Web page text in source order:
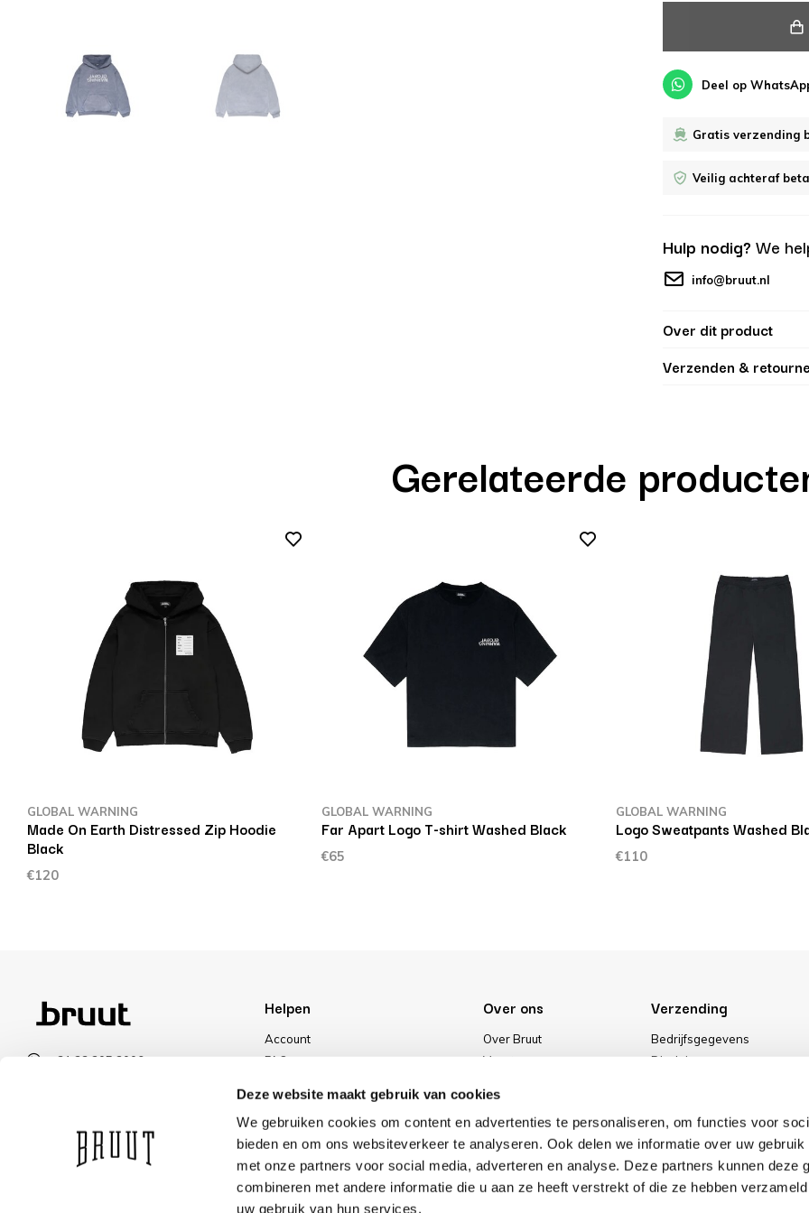
Deze website maakt gebruik van cookies
We gebruiken cookies om content en advertenties te personaliseren, om functies voor
bieden en om ons websiteverkeer te analyseren. Ook delen we informatie over uw
met onze partners voor social media, adverteren en analyse. Deze partners kunnen deze
combineren met andere informatie die u aan ze heeft verstrekt of die ze hebben
uw gebruik van hun services.
Deel op
Gratis verzending
Veilig achteraf
Hulp nodig? We
info@bruut.nl
Over dit product
Verzenden &
Gerelateerde
GLOBAL WARNING
Made On Earth Distressed Zip Hoodie
Black
€120
GLOBAL WARNING
Far Apart Logo T-shirt Washed Black
€65
GLOBAL WARNING
Logo Sweatpants Washed
€110
+31 23 205 2006
OPENINGSTIJDEN
Helpen
Account
FAQ
Betalen
Levering
Kortingen
Over ons
Over Bruut
Vacatures
Onze winkel
Verzending
Bedrijfsgegevens
Disclaimer
Cookies